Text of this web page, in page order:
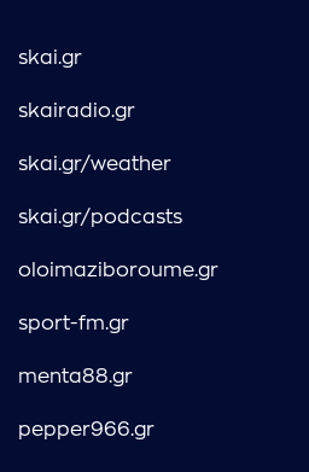
skai.gr
skairadio.gr
skai.gr/weather
skai.gr/podcasts
oloimaziboroume.gr
sport-fm.gr
menta88.gr
pepper966.gr